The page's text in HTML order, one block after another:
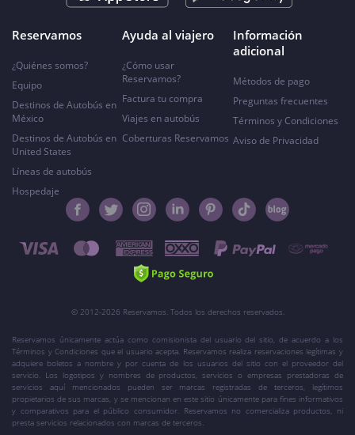
Reservamos
¿Quiénes somos?
Equipo
Destinos de Autobús en
México
Destinos de Autobús en
United States
Líneas de autobús
Hospedaje
Ayuda al viajero
¿Cómo usar
Reservamos?
Factura tu compra
Viajes en autobús
Coberturas Reservamos
Información
adicional
Métodos de pago
Preguntas frecuentes
Términos y Condiciones
Aviso de Privacidad
© 2012-2026 Reservamos. Todos los derechos reservados.
Reservamos únicamente actúa como comisionista del usuario del sitio, de acuerdo a los
Términos y Condiciones que el usuario acepta. Reservamos realiza reservaciones legítimas y
adquiere boletos a nombre y por cuenta de los usuarios del sitio con el proveedor del
servicio. Los logotipos y nombres de productos, servicios o empresas prestadoras de
servicios aquí mencionados pueden ser marcas registradas de terceros, legítimos
propietarios de sus marcas, y se mencionan en este sitio únicamente para fines informativos
y comparativos para el público consumidor. Reservamos no comercializa productos, ni
presta servicios relacionados con marcas de terceros.